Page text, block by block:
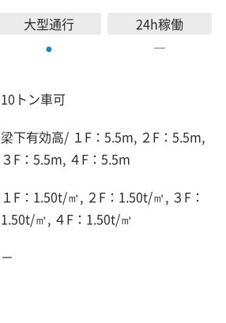
大型通行
●
24h稼働
―
10トン車可
梁下有効高/ １F：5.5m, ２F：5.5m,
３F：5.5m, ４F：5.5m
１F：1.50t/㎡, ２F：1.50t/㎡, ３F：
1.50t/㎡, ４F：1.50t/㎡
－